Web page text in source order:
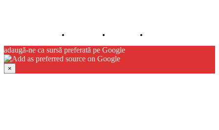
adaugă-ne ca sursă preferată pe Google
×